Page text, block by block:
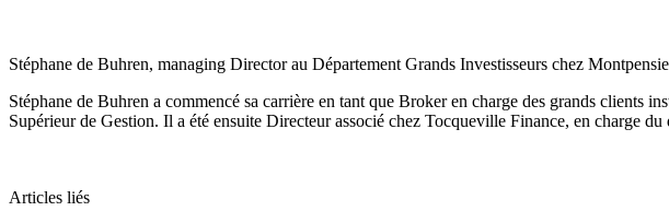
Stéphane de Buhren, managing Director au Département Grands Investisseurs chez
Stéphane de Buhren a commencé sa carrière en tant que Broker en charge des grands clients
Supérieur de Gestion. Il a été ensuite Directeur associé chez Tocqueville Finance, en charge
Articles liés